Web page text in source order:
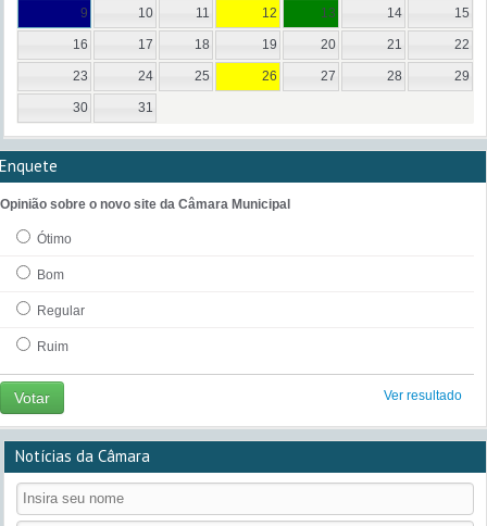
9 10 11 12 13 14 15
16 17 18 19 20 21 22
23 24 25 26 27 28 29
30 31
Enquete
Opinião sobre o novo site da Câmara Municipal
Ótimo
Bom
Regular
Ruim
Votar Ver resultado
Notícias da Câmara